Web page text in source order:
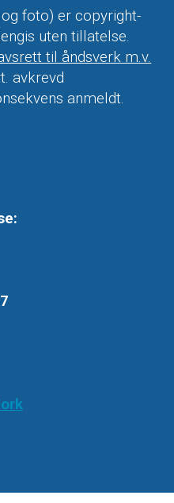
foto) er copyright-
uten tillatelse.
til åndsverk m.v.
avkrevd
anmeldt.